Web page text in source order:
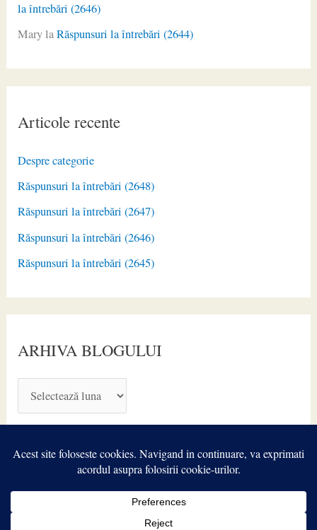
la întrebări (2646)
MarylaRăspunsuri la întrebări (2644)
Articole recente
Despre categorie
Răspunsuri la întrebări (2648)
Răspunsuri la întrebări (2647)
Răspunsuri la întrebări (2646)
Răspunsuri la întrebări (2645)
ARHIVA BLOGULUI
R
I
TIROIDA.ro| Powered by